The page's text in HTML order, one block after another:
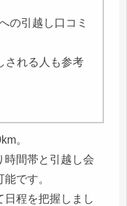
の引越し口コミ
される人も参考
。
時間帯と引越し会
です。
日程を把握しまし